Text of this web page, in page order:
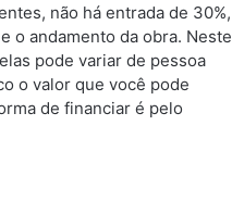
não há entrada de 30%,
o andamento da obra. Neste
pode variar de pessoa
o valor que você pode
de financiar é pelo